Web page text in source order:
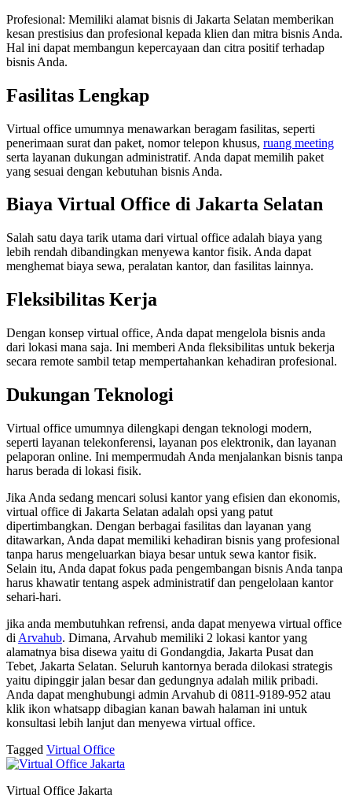
Profesional: Memiliki alamat bisnis di Jakarta Selatan memberikan
kesan prestisius dan profesional kepada klien dan mitra bisnis Anda.
Hal ini dapat membangun kepercayaan dan citra positif terhadap
bisnis Anda.
Fasilitas Lengkap
Virtual office umumnya menawarkan beragam fasilitas, seperti
penerimaan surat dan paket, nomor telepon khusus, ruang meeting
serta layanan dukungan administratif. Anda dapat memilih paket
yang sesuai dengan kebutuhan bisnis Anda.
Biaya Virtual Office di Jakarta Selatan
Salah satu daya tarik utama dari virtual office adalah biaya yang
lebih rendah dibandingkan menyewa kantor fisik. Anda dapat
menghemat biaya sewa, peralatan kantor, dan fasilitas lainnya.
Fleksibilitas Kerja
Dengan konsep virtual office, Anda dapat mengelola bisnis anda
dari lokasi mana saja. Ini memberi Anda fleksibilitas untuk bekerja
secara remote sambil tetap mempertahankan kehadiran profesional.
Dukungan Teknologi
Virtual office umumnya dilengkapi dengan teknologi modern,
seperti layanan telekonferensi, layanan pos elektronik, dan layanan
pelaporan online. Ini mempermudah Anda menjalankan bisnis tanpa
harus berada di lokasi fisik.
Jika Anda sedang mencari solusi kantor yang efisien dan ekonomis,
virtual office di Jakarta Selatan adalah opsi yang patut
dipertimbangkan. Dengan berbagai fasilitas dan layanan yang
ditawarkan, Anda dapat memiliki kehadiran bisnis yang profesional
tanpa harus mengeluarkan biaya besar untuk sewa kantor fisik.
Selain itu, Anda dapat fokus pada pengembangan bisnis Anda tanpa
harus khawatir tentang aspek administratif dan pengelolaan kantor
sehari-hari.
jika anda membutuhkan refrensi, anda dapat menyewa virtual office
di Arvahub. Dimana, Arvahub memiliki 2 lokasi kantor yang
alamatnya bisa disewa yaitu di Gondangdia, Jakarta Pusat dan
Tebet, Jakarta Selatan. Seluruh kantornya berada dilokasi strategis
yaitu dipinggir jalan besar dan gedungnya adalah milik pribadi.
Anda dapat menghubungi admin Arvahub di 0811-9189-952 atau
klik ikon whatsapp dibagian kanan bawah halaman ini untuk
konsultasi lebih lanjut dan menyewa virtual office.
Tagged Virtual Office
Virtual Office Jakarta